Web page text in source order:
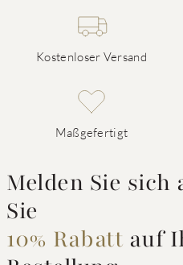
Kostenloser Versand
Maßgefertigt
Melden Sie
Sie
10% Rabatt auf